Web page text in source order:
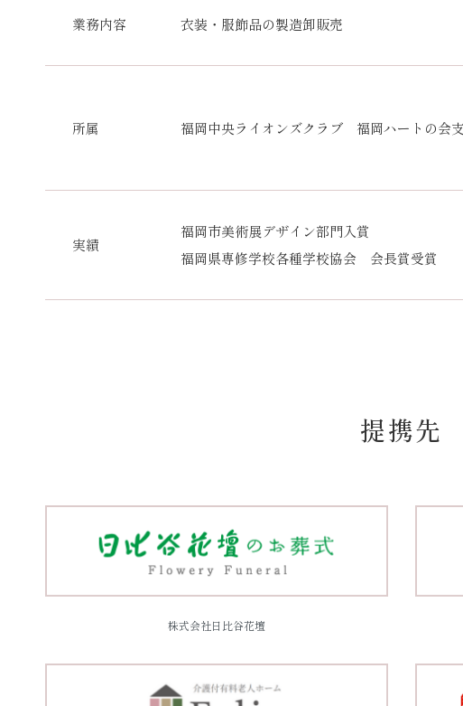
業務内容 衣装・服飾品の製造卸販売
所属 福岡中央ライオンズクラブ 福岡ハートの会
実績
福岡市美術展デザイン部門入賞
福岡県専修学校各種学校協会 会長賞受賞
提携先
株式会社日比谷花壇